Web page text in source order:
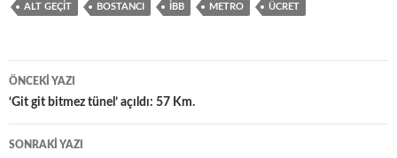
ALT GEÇIT BOSTANCI IBB METRO ÜCRET
Yazı
dolaşımı
ÖNCEKI YAZI
‘Git git bitmez tünel’ açıldı: 57 Km.
SONRAKI YAZI